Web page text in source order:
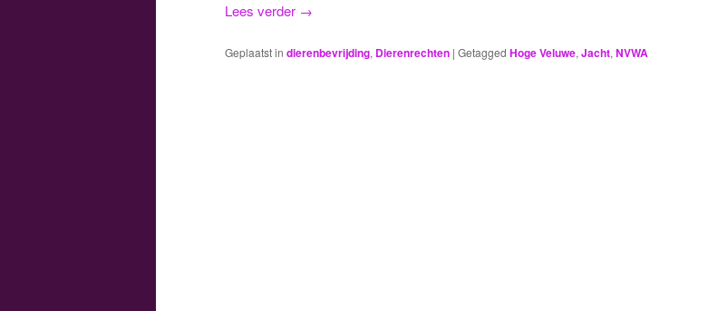
Lees verder →
Geplaatst in dierenbevrijding, Dierenrechten | Getagged Hoge Veluwe, Jacht, NVWA